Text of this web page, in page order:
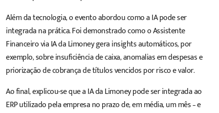
Além da tecnologia, o evento abordou como a IA pode ser
integrada na prática. Foi demonstrado como o Assistente
Financeiro via IA da Limoney gera insights automáticos, por
exemplo, sobre insuficiência de caixa, anomalias em despesas e
priorização de cobrança de títulos vencidos por risco e valor.
Ao final, explicou-se que a IA da Limoney pode ser integrada ao
ERP utilizado pela empresa no prazo de, em média, um mês – e